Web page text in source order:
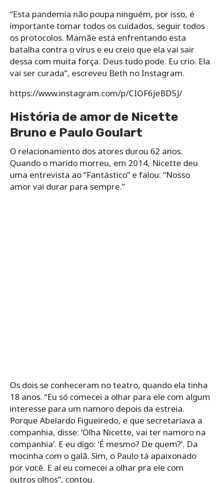
“Esta pandemia não poupa ninguém, por isso, é
importante tomar todos os cuidados, seguir todos
os protocolos. Mamãe está enfrentando esta
batalha contra o vírus e eu creio que ela vai sair
dessa com muita força. Deus tudo pode. Eu crio. Ela
vai ser curada”, escreveu Beth no Instagram.
https://www.instagram.com/p/CIOF6jeBD5J/
História de amor de Nicette
Bruno e Paulo Goulart
O relacionamento dos atores durou 62 anos.
Quando o marido morreu, em 2014, Nicette deu
uma entrevista ao “Fantástico” e falou: “Nosso
amor vai durar para sempre.”
Os dois se conheceram no teatro, quando ela tinha
18 anos. “Eu só comecei a olhar para ele com algum
interesse para um namoro depois da estreia.
Porque Abelardo Figueiredo, e que secretariava a
companhia, disse: ‘Olha Nicette, vai ter namoro na
companhia’. E eu digo: ‘É mesmo? De quem?’. Da
mocinha com o galã. Sim, o Paulo tá apaixonado
por você. E aí eu comecei a olhar pra ele com
outros olhos”, contou.